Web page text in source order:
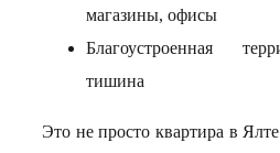
магазины, офисы
Благоустроенная
тишина
Это не просто квартира в